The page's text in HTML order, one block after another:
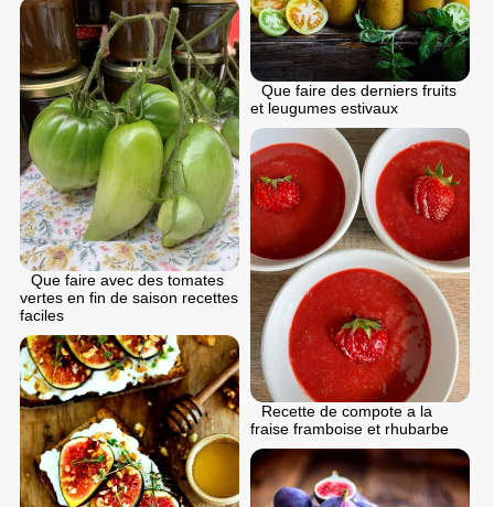
Que faire des derniers fruits
et leugumes estivaux
Que faire avec des tomates
vertes en fin de saison recettes
faciles
Recette de compote a la
fraise framboise et rhubarbe